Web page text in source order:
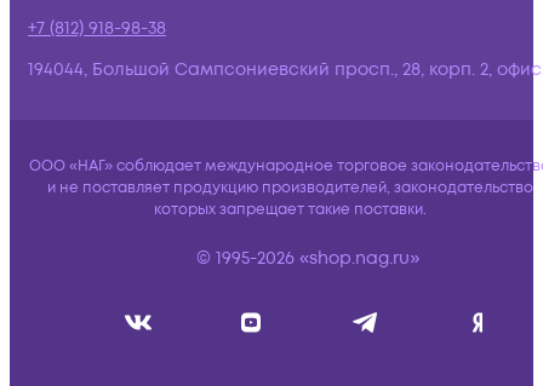
+7 (812) 918-98-38
194044, Большой Сампсониевский просп., 28, корп. 2,
ООО «НАГ» соблюдает международное торговое
и не поставляет продукцию производителей, законодательство
которых запрещает такие поставки.
© 1995-2026 «shop.nag.ru»